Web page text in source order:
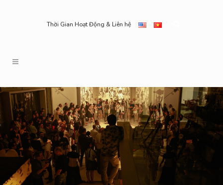
Thời Gian Hoạt Động & Liên hệ